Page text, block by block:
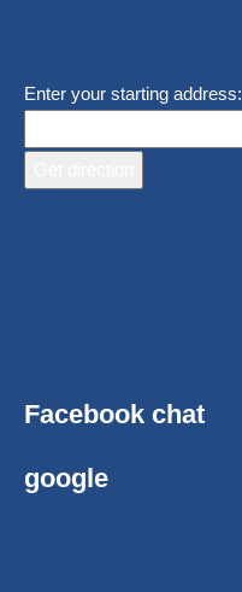
Enter your starting address:
Facebook chat
google